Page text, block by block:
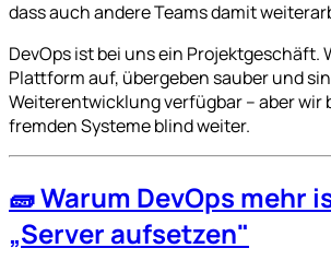
dass auch andere Teams damit
DevOps ist bei uns ein Projektgeschäft.
Plattform auf, übergeben sauber und
Weiterentwicklung verfügbar – aber wir
fremden Systeme blind weiter.
🧱 Warum DevOps mehr
„Server aufsetzen"